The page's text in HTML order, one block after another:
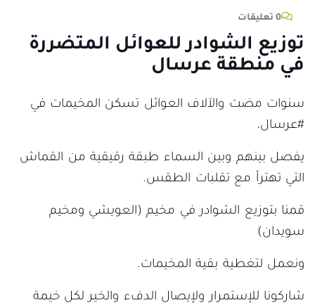
0 تعليقات
توزيع الشوادر للعوائل المتضررة
في منطقة عرسال
سنوات مضت والآلاف العوائل تسكن المخيمات في
#عرسال،
يفصل بينهم وبين السماء طبقة رقيقية من القماش
التي تهترأ مع تقلبات الطقس.
قمنا بتوزيع الشوادر في مخيم (العويشي ومخيم
سويدان)
ونعمل لتغطية بقية المخيمات.
شاركونا للإستمرار ولإيصال الدفء والخير لكل خيمة